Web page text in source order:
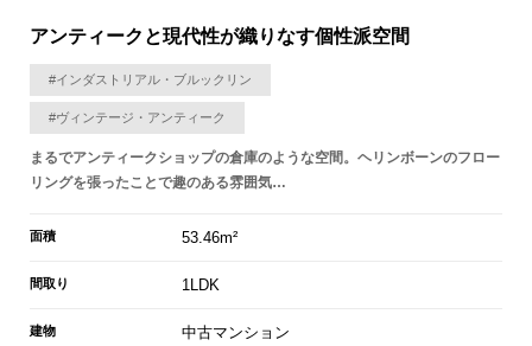
アンティークと現代性が織りなす個性派空間
#インダストリアル・ブルックリン
#ヴィンテージ・アンティーク
まるでアンティークショップの倉庫のような空間。ヘリンボーンのフロー
リングを張ったことで趣のある雰囲気…
面積 53.46m²
間取り 1LDK
建物 中古マンション